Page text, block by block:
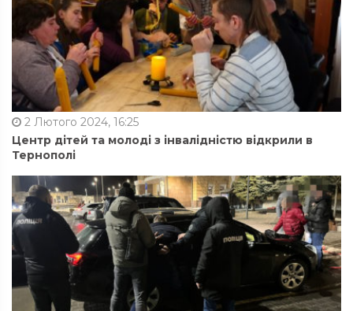
2 Лютого 2024, 16:25
Центр дітей та молоді з інвалідністю відкрили в
Тернополі